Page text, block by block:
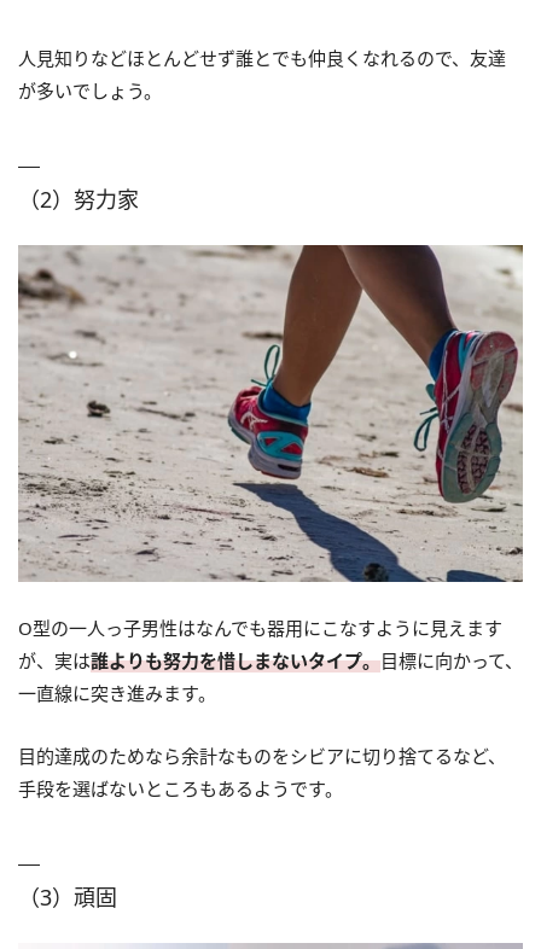
人見知りなどほとんどせず誰とでも仲良くなれるので、友達
が多いでしょう。
（2）努力家
O型の一人っ子男性はなんでも器用にこなすように見えます
が、実は誰よりも努力を惜しまないタイプ。目標に向かって、
一直線に突き進みます。
目的達成のためなら余計なものをシビアに切り捨てるなど、
手段を選ばないところもあるようです。
（3）頑固